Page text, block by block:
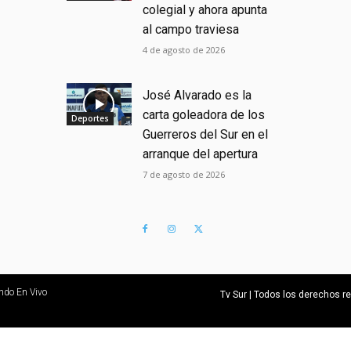
colegial y ahora apunta
al campo traviesa
4 de agosto de 2026
Deportes
José Alvarado es la
carta goleadora de los
Guerreros del Sur en el
arranque del apertura
7 de agosto de 2026
En Vivo Tv Sur | Todos los derechos